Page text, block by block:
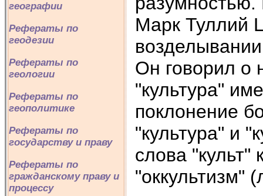
географии
Рефераты по
геодезии
Рефераты по
геологии
Рефераты по
геополитике
Рефераты по
государству и праву
Рефераты по
гражданскому праву и
процессу
Марк Туллий
Он говорил о
"культура"
поклонение
"культура" и
слова "культ"
"оккультизм"